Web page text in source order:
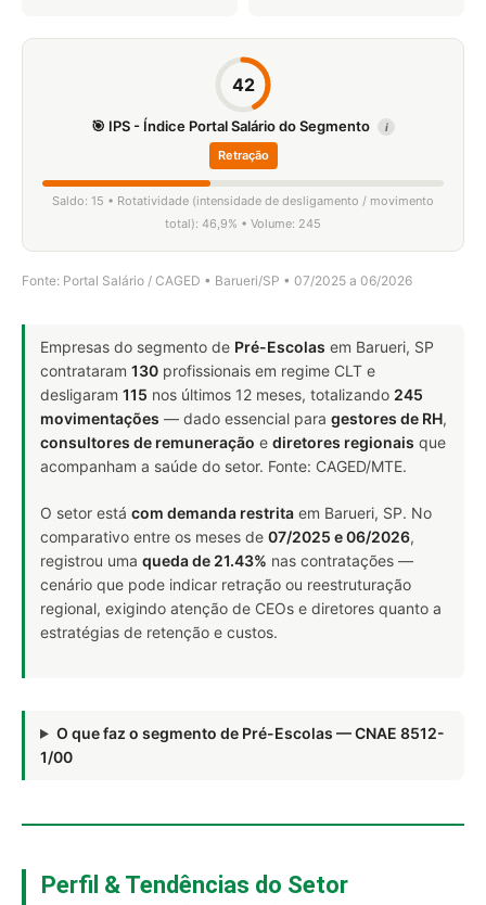
42
🎯 IPS - Índice Portal Salário do Segmento i
Retração
Saldo: 15 • Rotatividade (intensidade de desligamento / movimento
total): 46,9% • Volume: 245
Fonte: Portal Salário / CAGED • Barueri/SP • 07/2025 a 06/2026
Empresas do segmento de Pré-Escolas em Barueri, SP
contrataram 130 profissionais em regime CLT e
desligaram 115 nos últimos 12 meses, totalizando 245
movimentações — dado essencial para gestores de RH,
consultores de remuneração e diretores regionais que
acompanham a saúde do setor. Fonte: CAGED/MTE.
O setor está com demanda restrita em Barueri, SP. No
comparativo entre os meses de 07/2025 e 06/2026,
registrou uma queda de 21.43% nas contratações —
cenário que pode indicar retração ou reestruturação
regional, exigindo atenção de CEOs e diretores quanto a
estratégias de retenção e custos.
O que faz o segmento de Pré-Escolas — CNAE 8512-
1/00
Perfil & Tendências do Setor